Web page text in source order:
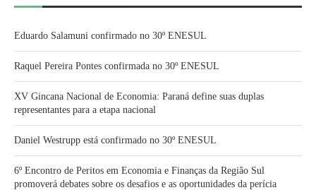
Eduardo Salamuni confirmado no 30º ENESUL
Raquel Pereira Pontes confirmada no 30º ENESUL
XV Gincana Nacional de Economia: Paraná define suas duplas
representantes para a etapa nacional
Daniel Westrupp está confirmado no 30º ENESUL
6º Encontro de Peritos em Economia e Finanças da Região Sul
promoverá debates sobre os desafios e as oportunidades da perícia